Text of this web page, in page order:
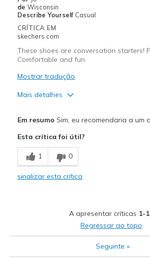
View On Shoes
Shoes are for Wearing
de Wisconsin
Describe Yourself Casual
CRÍTICA EM
skechers.com
These shoes are conversation starters!
Comfortable and fun.
Mostrar tradução
Mais detalhes
Breathe Well
Comfortable
Melhores utilizações
Casual Wear
Em resumo Sim, eu recomendaria a um
Esta crítica foi útil?
1 0
sinalizar esta crítica
A apresentar críticas 1-
Regressar ao topo
Seguinte »